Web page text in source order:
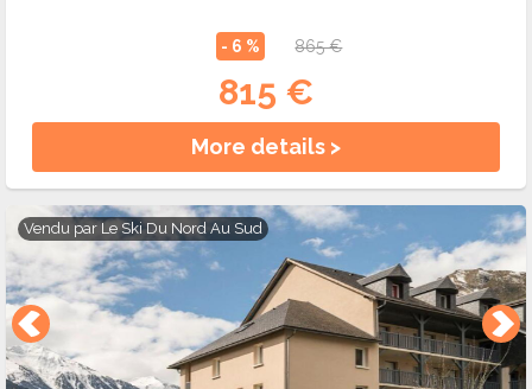
- 6 % 865 €
815 €
More details >
Vendu par Le Ski Du Nord Au Sud